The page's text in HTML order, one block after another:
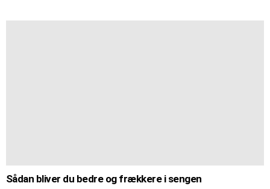
Sådan bliver du bedre og frækkere i sengen